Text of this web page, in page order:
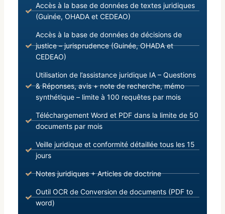
Accès à la base de données de textes juridiques
(Guinée, OHADA et CEDEAO)
Accès à la base de données de décisions de
justice – jurisprudence (Guinée, OHADA et
CEDEAO)
Utilisation de l’assistance juridique IA – Questions
& Réponses, avis + note de recherche, mémo
synthétique – limite à 100 requêtes par mois
Téléchargement Word et PDF dans la limite de 50
documents par mois
Veille juridique et conformité détaillée tous les 15
jours
Notes juridiques + Articles de doctrine
Outil OCR de Conversion de documents (PDF to
word)